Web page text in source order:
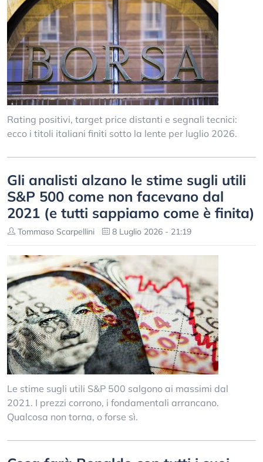
Rating positivi, target price distanti e segnali tecnici:
ecco i titoli italiani finiti sotto la lente per luglio 2026.
Gli analisti alzano le stime sugli utili
S&P 500 come non facevano dal
2021 (e tutti sappiamo come è finita)
Tommaso Scarpellini 8 Luglio 2026 - 21:19
Le stime sugli utili S&P 500 salgono ai massimi dal
2021. I prezzi corrono, i fondamentali arrancano.
Qualcosa non torna, o forse sì.